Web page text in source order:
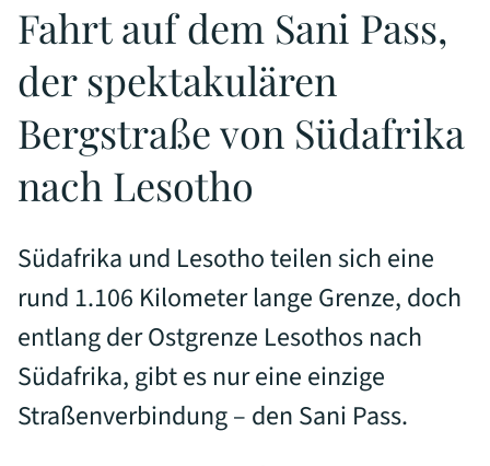
Fahrt auf dem Sani Pass,
der spektakulären
Bergstraße von Südafrika
nach Lesotho
Südafrika und Lesotho teilen sich eine
rund 1.106 Kilometer lange Grenze, doch
entlang der Ostgrenze Lesothos nach
Südafrika, gibt es nur eine einzige
Straßenverbindung – den Sani Pass.